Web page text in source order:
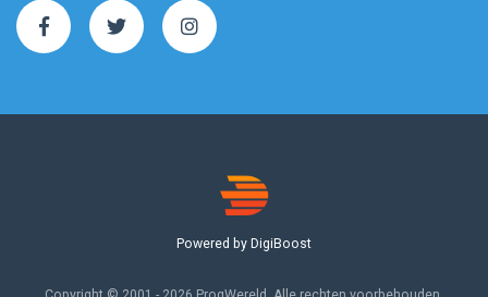
Powered by DigiBoost